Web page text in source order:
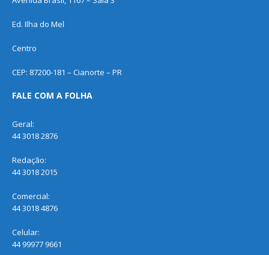
Ed. Ilha do Mel
Centro
CEP: 87200-181 – Cianorte – PR
FALE COM A FOLHA
Geral:
44 3018 2876
Redação:
44 3018 2015
Comercial:
44 3018 4876
Celular:
44 99977 9661